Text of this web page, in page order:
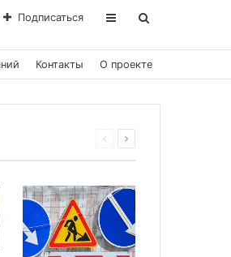
Подписаться
Контакты О проекте